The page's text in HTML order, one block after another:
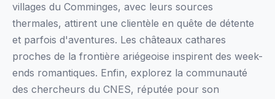
villages du Comminges, avec leurs sources
thermales, attirent une clientèle en quête de détente
et parfois d'aventures. Les châteaux cathares
proches de la frontière ariégeoise inspirent des week-
ends romantiques. Enfin, explorez la communauté
des chercheurs du CNES, réputée pour son